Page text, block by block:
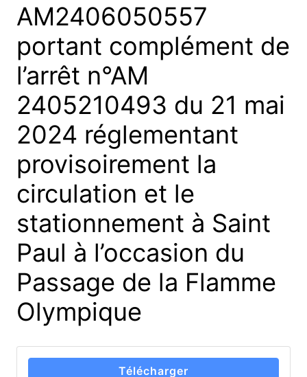
AM2406050557
portant complément de
l’arrêt n°AM
2405210493 du 21 mai
2024 réglementant
provisoirement la
circulation et le
stationnement à Saint
Paul à l’occasion du
Passage de la Flamme
Olympique
Télécharger